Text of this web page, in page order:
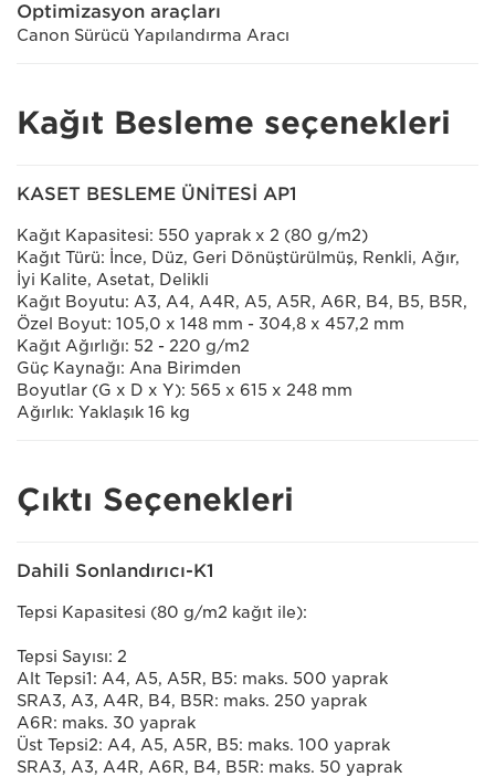
Optimizasyon araçları
Canon Sürücü Yapılandırma Aracı
Kağıt Besleme seçenekleri
KASET BESLEME ÜNİTESİ AP1
Kağıt Kapasitesi: 550 yaprak x 2 (80 g/m2)
Kağıt Türü: İnce, Düz, Geri Dönüştürülmüş, Renkli, Ağır,
İyi Kalite, Asetat, Delikli
Kağıt Boyutu: A3, A4, A4R, A5, A5R, A6R, B4, B5, B5R,
Özel Boyut: 105,0 x 148 mm - 304,8 x 457,2 mm
Kağıt Ağırlığı: 52 - 220 g/m2
Güç Kaynağı: Ana Birimden
Boyutlar (G x D x Y): 565 x 615 x 248 mm
Ağırlık: Yaklaşık 16 kg
Çıktı Seçenekleri
Dahili Sonlandırıcı-K1
Tepsi Kapasitesi (80 g/m2 kağıt ile):
Tepsi Sayısı: 2
Alt Tepsi1: A4, A5, A5R, B5: maks. 500 yaprak
SRA3, A3, A4R, B4, B5R: maks. 250 yaprak
A6R: maks. 30 yaprak
Üst Tepsi2: A4, A5, A5R, B5: maks. 100 yaprak
SRA3, A3, A4R, A6R, B4, B5R: maks. 50 yaprak